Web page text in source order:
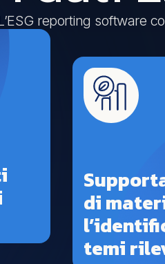
reporting software
di
temi